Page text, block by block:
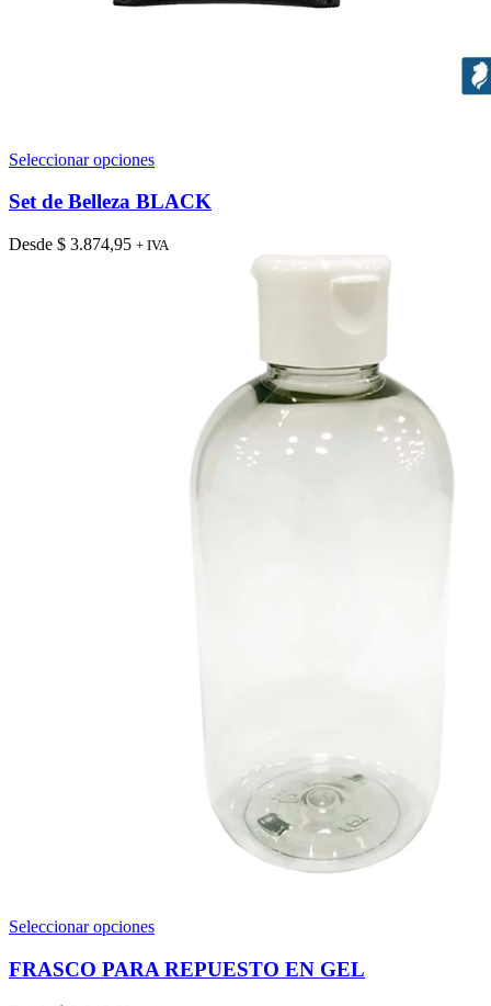
Seleccionar opcionesEste
tiene
variantes.
producto
Set de Belleza BLACK
Desde $ 3.874,95 + IVA
Seleccionar opcionesEste
tiene
múltiples
FRASCO PARA REPUESTO EN GEL